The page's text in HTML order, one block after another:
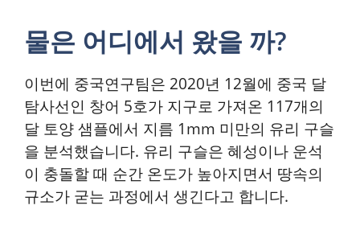
물은 어디에서 왔을 까?
이번에 중국연구팀은 2020년 12월에 중국 달
탐사선인 창어 5호가 지구로 가져온 117개의
달 토양 샘플에서 지름 1mm 미만의 유리 구슬
을 분석했습니다. 유리 구슬은 혜성이나 운석
이 충돌할 때 순간 온도가 높아지면서 땅속의
규소가 굳는 과정에서 생긴다고 합니다.